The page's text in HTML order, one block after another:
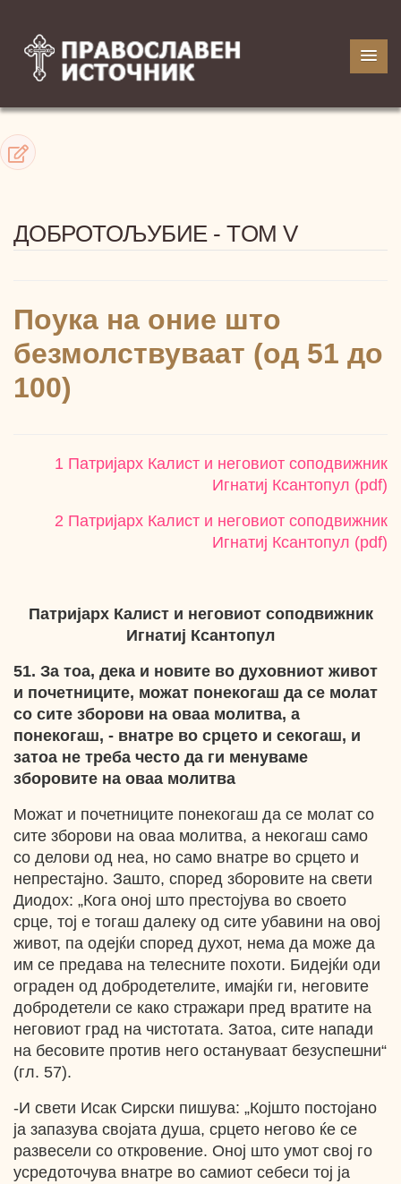
ДОБРОТОЉУБИЕ - TOM V
Поука на оние што
безмолствуваат (од 51 до
100)
1 Патријарх Калист и неговиот соподвижник
Игнатиј Ксантопул (pdf)
2 Патријарх Калист и неговиот соподвижник
Игнатиј Ксантопул (pdf)
Патријарх Калист и неговиот соподвижник
Игнатиј Ксантопул
51. За тоа, дека и новите во духовниот живот
и почетниците, можат понекогаш да се молат
со сите зборови на оваа молитва, а
понекогаш, - внатре во срцето и секогаш, и
затоа не треба често да ги менуваме
зборовите на оваа молитва
Можат и почетниците понекогаш да се молат со
сите зборови на оваа молитва, а некогаш само
со делови од неа, но само внатре во срцето и
непрестајно. Зашто, според зборовите на свети
Диодох: „Кога оној што престојува во своето
срце, тој е тогаш далеку од сите убавини на овој
живот, па одејќи според духот, нема да може да
им се предава на телесните похоти. Бидејќи оди
ограден од добродетелите, имајќи ги, неговите
добродетели се како стражари пред вратите на
неговиот град на чистотата. Затоа, сите напади
на бесовите против него остануваат безуспешни“
(гл. 57).
-И свети Исак Сирски пишува: „Којшто постојано
ја запазува својата душа, срцето негово ќе се
развесели со откровение. Оној што умот свој го
усредоточува внатре во самиот себеси тој ја